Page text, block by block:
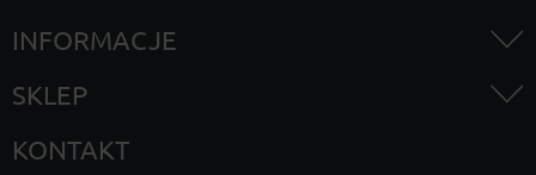
INFORMACJE
SKLEP
KONTAKT